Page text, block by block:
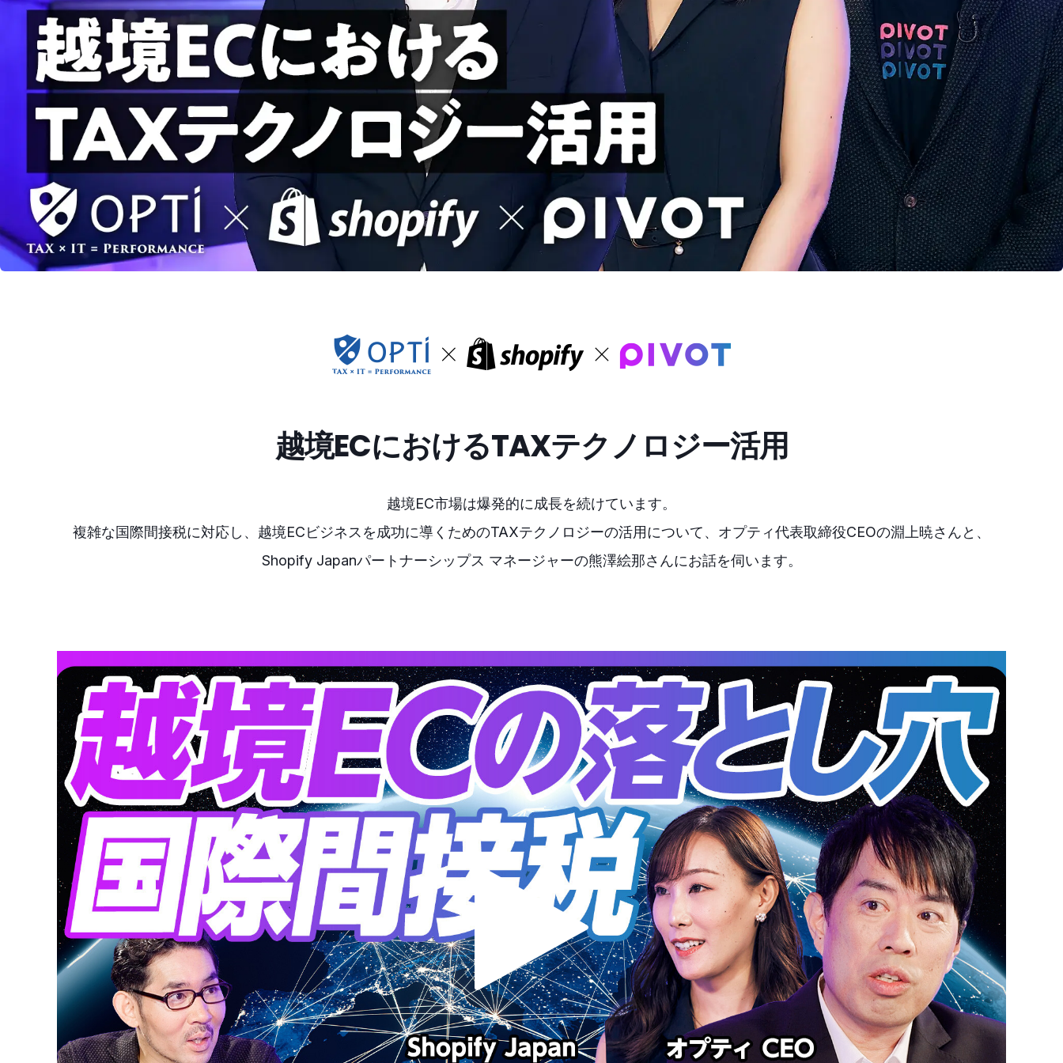
越境ECにおけるTAXテクノロジー活用
越境EC市場は爆発的に成長を続けています。
複雑な国際間接税に対応し、越境ECビジネスを成功に導くためのTAXテクノロジーの活用について、オプティ代表取締役CEOの淵上暁さんと、
Shopify Japanパートナーシップス マネージャーの熊澤絵那さんにお話を伺います。